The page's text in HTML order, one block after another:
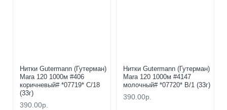
Нитки Gutermann (Гутерман)
Mara 120 1000м #406
коричневый# *07719* C/18
(33г)
390.00р.
Нитки Gutermann (Гутерман)
Mara 120 1000м #4147
молочный# *07720* B/1 (33г)
390.00р.